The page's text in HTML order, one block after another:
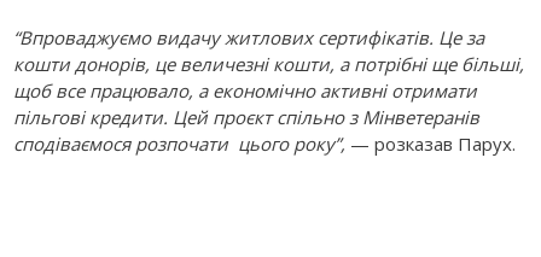
“Впроваджуємо видачу житлових сертифікатів. Це за
кошти донорів, це величезні кошти, а потрібні ще більші,
щоб все працювало, а економічно активні отримати
пільгові кредити. Цей проєкт спільно з Мінветеранів
сподіваємося розпочати цього року”, — розказав Парух.